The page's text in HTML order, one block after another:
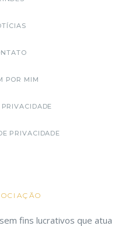
POR MIM
PRIVACIDADE
fins lucrativos que atua